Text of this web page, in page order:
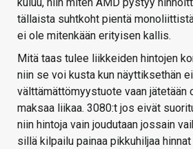
tällaista suhtkoht pientä
ei ole mitenkään erityisen kallis.
Mitä taas tulee liikkeiden hintojen
niin se voi kusta kun näyttiksethän
välttämättömyystuote vaan jätetään
maksaa liikaa. 3080:t jos eivät
niin hintoja vain joudutaan jossain
sillä kilpailu painaa pikkuhiljaa